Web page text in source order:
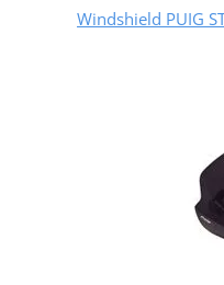
Windshield PUIG